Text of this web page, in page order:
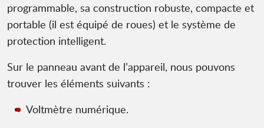
programmable, sa construction robuste, compacte et
portable (il est équipé de roues) et le système de
protection intelligent.
Sur le panneau avant de l’appareil, nous pouvons
trouver les éléments suivants :
Voltmètre numérique.